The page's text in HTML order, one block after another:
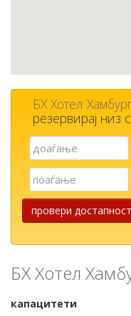
БХ Хотел
резервирај низ
провери достапност
БХ Хотел
капацитети